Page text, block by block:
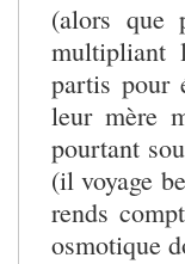
(alors que
multipliant
partis pour
leur mère
pourtant
(il voyage
rends
osmotique